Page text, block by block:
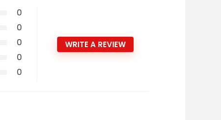
0
0
0
0
0
WRITE A REVIEW